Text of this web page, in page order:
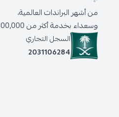
من أشهر البراندات العالمية،
وسعداء بخدمة أكثر من 300,000 عميل حول المملكة.
السجل التجاري
2031106284